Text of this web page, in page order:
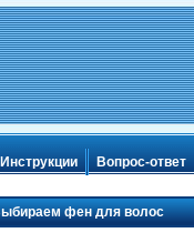
Инструкции Вопрос-ответ
фен для волос